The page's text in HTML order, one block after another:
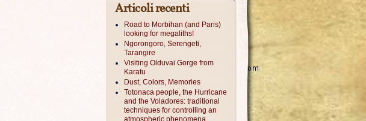
Articoli recenti
Road to Morbihan (and Paris)
looking for megaliths!
Ngorongoro, Serengeti,
Tarangire
Visiting Olduvai Gorge from
Karatu
Dust, Colors, Memories
Totonaca people, the Hurricane
and the Voladores: traditional
techniques for controlling an
atmospheric phenomena